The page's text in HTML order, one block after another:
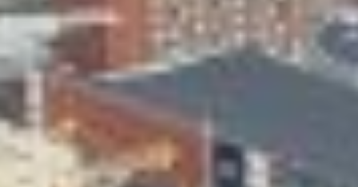
Ateria- ja välipalamaksut
Mämminiemi
Taideapteekki
Kirjasto